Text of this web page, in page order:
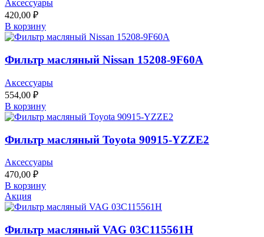
Аксессуары
420,00 ₽
В корзину
Фильтр масляный Nissan 15208-9F60A
Аксессуары
554,00 ₽
В корзину
Фильтр масляный Toyota 90915-YZZE2
Аксессуары
470,00 ₽
В корзину
Акция
Фильтр масляный VAG 03C115561H